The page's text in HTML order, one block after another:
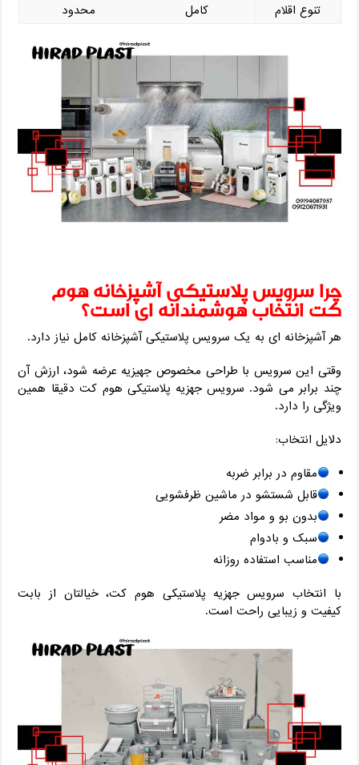
تنوع اقلام
کامل محدود
چرا سرویس پلاستیکی آشپزخانه هوم
کت انتخاب هوشمندانه ‌ای است؟
هر آشپزخانه‌ ای به یک سرویس پلاستیکی آشپزخانه کامل نیاز دارد.
وقتی این سرویس با طراحی مخصوص جهیزیه عرضه شود، ارزش آن
چند برابر می ‌شود. سرویس جهزیه پلاستیکی هوم کت دقیقا همین
ویژگی را دارد.
دلایل انتخاب:
مقاوم در برابر ضربه
قابل شستشو در ماشین ظرفشویی
بدون بو و مواد مضر
سبک و بادوام
مناسب استفاده روزانه
با انتخاب سرویس جهزیه پلاستیکی هوم کت، خیالتان از بابت
کیفیت و زیبایی راحت است.